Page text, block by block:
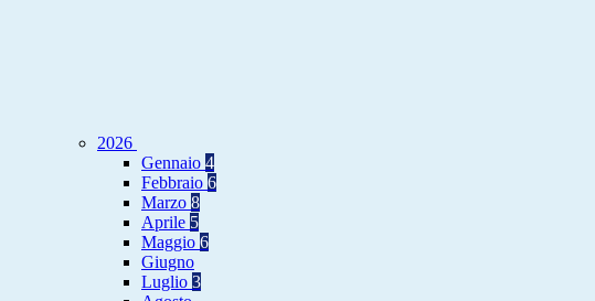
2026
Gennaio 4
Febbraio 6
Marzo 8
Aprile 5
Maggio 6
Giugno
Luglio 3